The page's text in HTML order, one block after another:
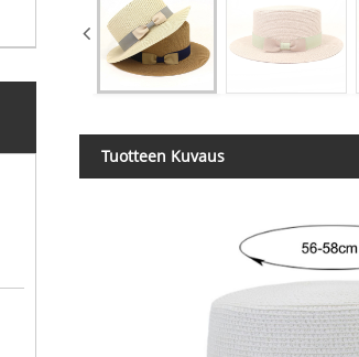
Tuotteen Kuvaus